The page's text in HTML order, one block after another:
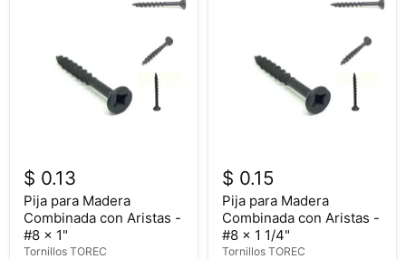
$ 0.13
Pija para Madera
Combinada con Aristas -
#8 x 1"
Tornillos TOREC
$ 0.15
Pija para Madera
Combinada con Aristas -
#8 x 1 1/4"
Tornillos TOREC